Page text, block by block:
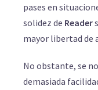
pases en
solidez de Reader
mayor libertad de
No obstante, se
demasiada